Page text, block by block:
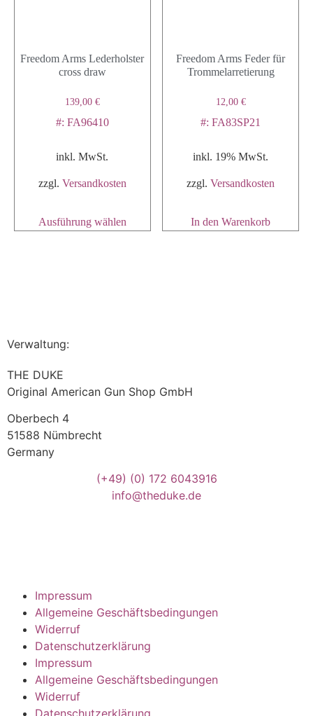
Freedom Arms Lederholster
cross draw
139,00 €
#: FA96410
inkl. MwSt.
zzgl. Versandkosten
Ausführung wählen
Freedom Arms Feder für
Trommelarretierung
12,00 €
#: FA83SP21
inkl. 19% MwSt.
zzgl.Versandkosten
In den Warenkorb
Verwaltung:
THE DUKE
Original American Gun Shop GmbH
Oberbech 4
51588 Nümbrecht
Germany
(+49) (0) 172 6043916
info@theduke.de
Impressum
Allgemeine Geschäftsbedingungen
Widerruf
Datenschutzerklärung
Impressum
Allgemeine Geschäftsbedingungen
Widerruf
Datenschutzerklärung